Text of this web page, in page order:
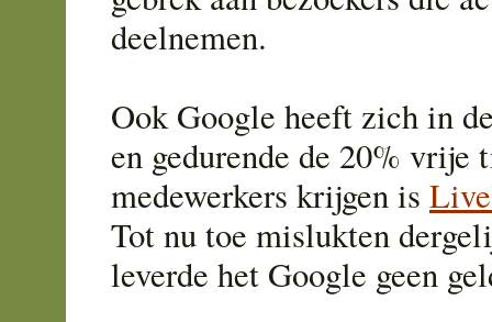
deelnemen.
Ook Google heeft zich in
en gedurende de 20% vrije
medewerkers krijgen is
Tot nu toe mislukten
leverde het Google geen